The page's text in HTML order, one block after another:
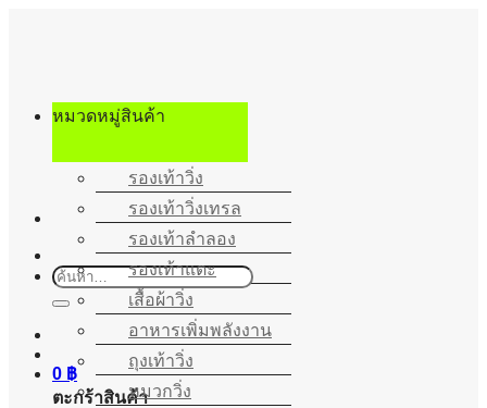
เนื้อหา
ค้นหา:
0 ฿
ตะกร้าสินค้า
หมวดหมู่สินค้า
รองเท้าวิ่ง
รองเท้าวิ่งเทรล
รองเท้าลำลอง
รองเท้าแตะ
เสื้อผ้าวิ่ง
อาหารเพิ่มพลังงาน
ถุงเท้าวิ่ง
หมวกวิ่ง